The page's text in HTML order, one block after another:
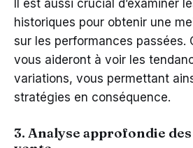
Il est aussi crucial d’examiner
historiques pour obtenir une
sur les performances passées.
vous aideront à voir les
variations, vous permettant
stratégies en conséquence.
3. Analyse approfondie